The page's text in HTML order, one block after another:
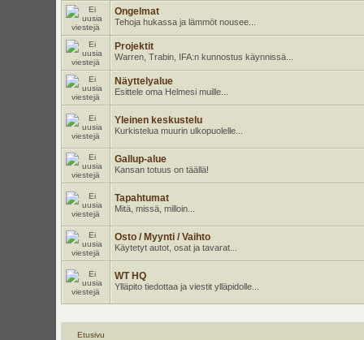
Ongelmat
Tehoja hukassa ja lämmöt nousee...
Projektit
Warren, Trabin, IFA:n kunnostus käynnissä...
Näyttelyalue
Esittele oma Helmesi muille...
Yleinen keskustelu
Kurkistelua muurin ulkopuolelle...
Gallup-alue
Kansan totuus on täällä!
Tapahtumat
Mitä, missä, milloin...
Osto / Myynti / Vaihto
Käytetyt autot, osat ja tavarat...
WT HQ
Ylläpito tiedottaa ja viestit ylläpidolle...
Etusivu